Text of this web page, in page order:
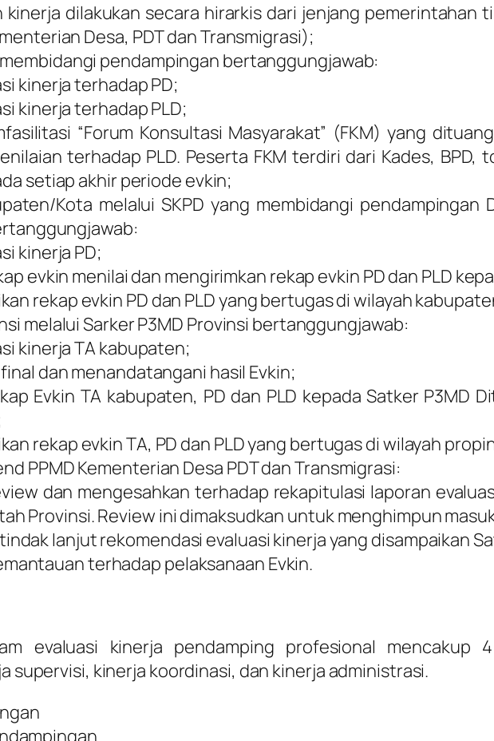
kinerja dilakukan secara hirarkis dari jenjang pemerintahan
Desa, PDT dan Transmigrasi);
pendampingan bertanggungjawab:
kinerja terhadap PD;
kinerja terhadap PLD;
“Forum Konsultasi Masyarakat” (FKM) yang
terhadap PLD. Peserta FKM terdiri dari Kades,
setiap akhir periode evkin;
Kota melalui SKPD yang membidangi
kinerja PD;
evkin menilai dan mengirimkan rekap evkin PD dan PLD
rekap evkin PD dan PLD yang bertugas di wilayah
melalui Sarker P3MD Provinsi bertanggungjawab:
kinerja TA kabupaten;
dan menandatangani hasil Evkin;
Evkin TA kabupaten, PD dan PLD kepada Satker P3MD
rekap evkin TA, PD dan PLD yang bertugas di wilayah
PPMD Kementerian Desa PDT dan Transmigrasi:
dan mengesahkan terhadap rekapitulasi laporan
Provinsi.Review ini dimaksudkan untuk menghimpun
lanjut rekomendasi evaluasi kinerja yang disampaikan
terhadap pelaksanaan Evkin.
evaluasi kinerja pendamping profesional
supervisi, kinerja koordinasi, dan kinerja administrasi.